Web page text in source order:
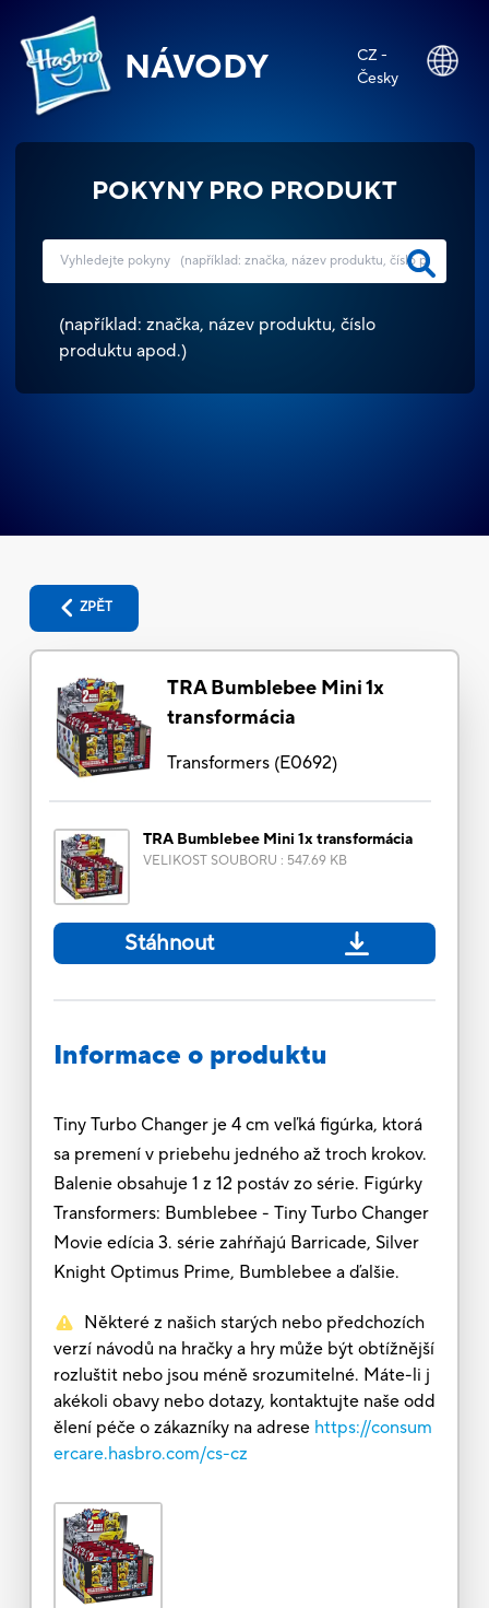
NÁVODY
CZ -
Česky
POKYNY PRO PRODUKT
(například: značka, název produktu, číslo
produktu apod.)
ZPĚT
TRA Bumblebee Mini 1x
transformácia
Transformers(E0692)
TRA Bumblebee Mini 1x transformácia
VELIKOST SOUBORU : 547.69 KB
Stáhnout
Informace o produktu
Tiny Turbo Changer je 4 cm veľká figúrka, ktorá
sa premení v priebehu jedného až troch krokov.
Balenie obsahuje 1 z 12 postáv zo série. Figúrky
Transformers: Bumblebee - Tiny Turbo Changer
Movie edícia 3. série zahŕňajú Barricade, Silver
Knight Optimus Prime, Bumblebee a ďalšie.
Některé z našich starých nebo předchozích
verzí návodů na hračky a hry může být obtížnější
rozluštit nebo jsou méně srozumitelné. Máte-li j
akékoli obavy nebo dotazy, kontaktujte naše odd
ělení péče o zákazníky na adrese https://consum
ercare.hasbro.com/cs-cz